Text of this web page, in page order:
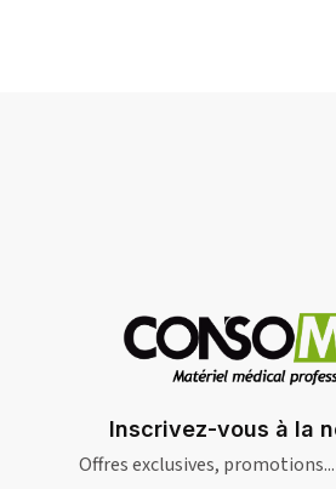
Inscrivez-vous à la
Offres exclusives,